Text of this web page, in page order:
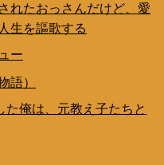
れたおっさんだけど、愛
生を謳歌する
ー
語）
俺は、元教え子たちと